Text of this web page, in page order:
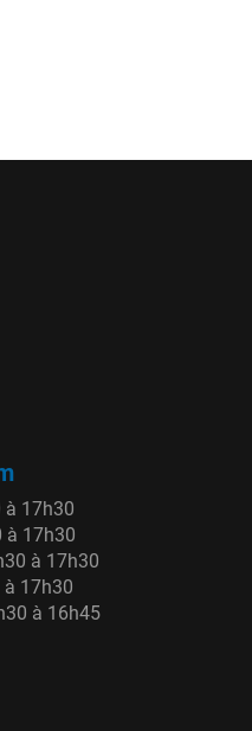
à 17h30
à 17h30
à 17h30
17h30
à 16h45